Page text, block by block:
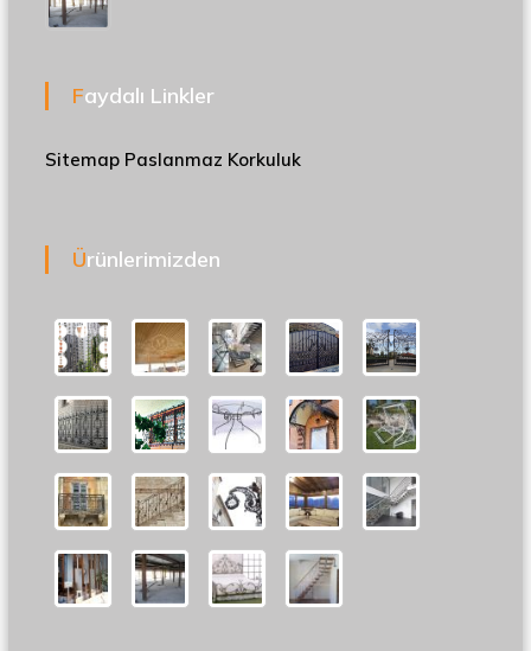
Faydalı Linkler
Sitemap Paslanmaz Korkuluk
Ürünlerimizden